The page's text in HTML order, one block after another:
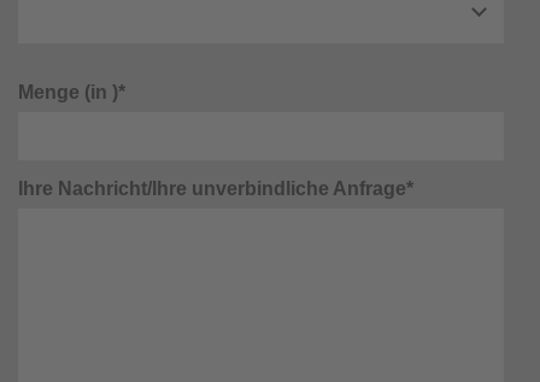
Menge (in )*
Ihre Nachricht/Ihre unverbindliche Anfrage*